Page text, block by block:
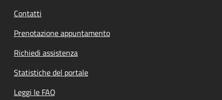
Contatti
Prenotazione appuntamento
Richiedi assistenza
Statistiche del portale
Leggi le FAQ